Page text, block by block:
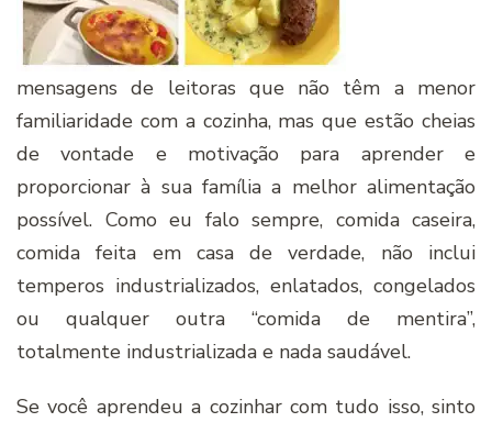
mensagens de leitoras que não têm a menor
familiaridade com a cozinha, mas que estão cheias
de vontade e motivação para aprender e
proporcionar à sua família a melhor alimentação
possível. Como eu falo sempre, comida caseira,
comida feita em casa de verdade, não inclui
temperos industrializados, enlatados, congelados
ou qualquer outra “comida de mentira”,
totalmente industrializada e nada saudável.
Se você aprendeu a cozinhar com tudo isso, sinto